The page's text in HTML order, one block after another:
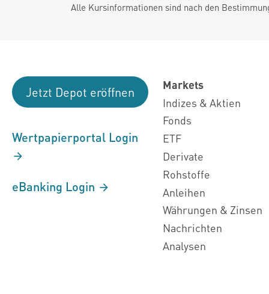
Alle Kursinformationen sind nach den
Jetzt Depot eröffnen
Wertpapierportal Login
eBanking Login
Markets
Indizes & Aktien
Fonds
ETF
Derivate
Rohstoffe
Anleihen
Währungen & Zinsen
Nachrichten
Analysen